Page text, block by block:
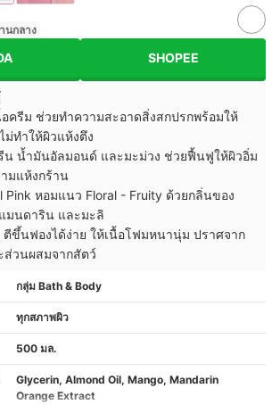
นกลาง
SHOPEE
อครีม ช่วยทำความสะอาดสิ่งสกปรกพร้อมให้
ทำให้ผิวแห้งตึง
น น้ำมันอัลมอนด์ และมะม่วง ช่วยฟื้นฟูให้ผิวอิ่ม
มแห้งกร้าน
Pink หอมแนว Floral - Fruity ด้วยกลิ่นของ
มนดาริน และมะลิ
ขึ้นฟองได้ง่าย ให้เนื้อโฟมหนานุ่ม ปราศจาก
ส่วนผสมจากสัตว์
กลุ่ม Bath & Body
ทุกสภาพผิว
500 มล.
Glycerin, Almond Oil, Mango, Mandarin
Orange Extract